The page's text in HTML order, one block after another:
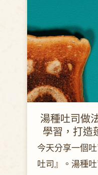
吃了還想再吃！
湯種吐司做
學習，打造
今天分享一個
吐司』。湯種